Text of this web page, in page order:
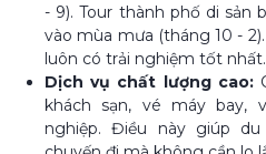
- 9). Tour thành phố di sản
vào mùa mưa (tháng 10 -
luôn có trải nghiệm tốt nhất.
Dịch vụ chất lượng cao:
khách sạn, vé máy bay,
nghiệp. Điều này giúp